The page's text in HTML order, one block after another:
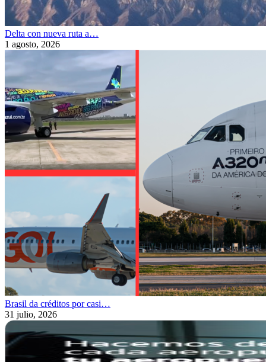
Delta con nueva ruta a…
1 agosto, 2026
Brasil da créditos por casi…
31 julio, 2026